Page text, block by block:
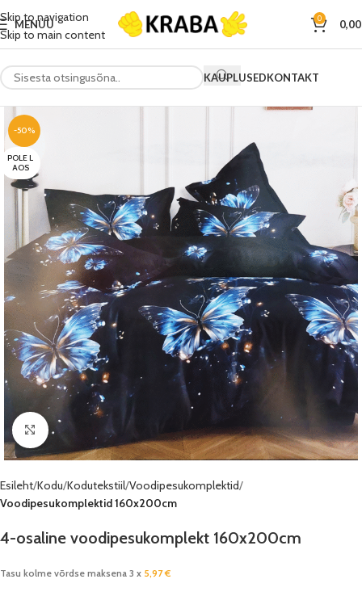
Skip to navigation
Skip to main content
MENÜÜ 0
KAUPLUSEDKONTAKT
-50%
POLE L
AOS
Vaata pilti
Esileht Kodu Kodutekstiil Voodipesukomplektid
Voodipesukomplektid 160x200cm
4-osaline voodipesukomplekt 160x200cm
Tasu kolme võrdse maksena 3 x 5,97€